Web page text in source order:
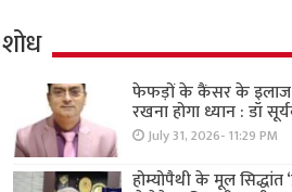
शोध
फेफड़ों के कैंसर के इलाज
रखना होगा ध्यान : डॉ
July 31, 2026- 11:29 PM
होम्योपैथी के मूल